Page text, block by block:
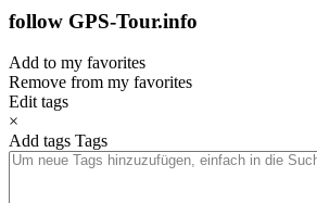
follow GPS-Tour.info
Add to my favorites
Remove from my favorites
Edit tags
×
Add tags Tags